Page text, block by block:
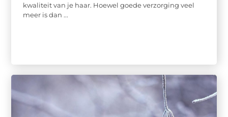
kwaliteit van je haar. Hoewel goede verzorging veel
meer is dan ...